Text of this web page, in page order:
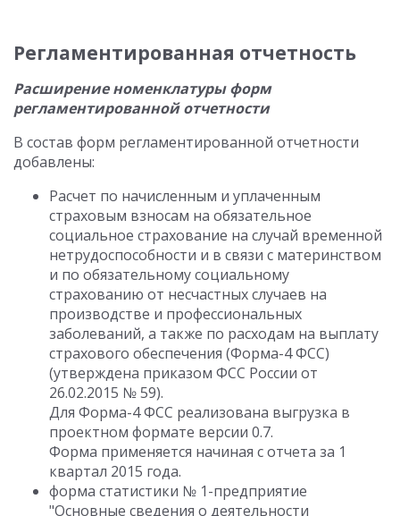
Регламентированная отчетность
Расширение номенклатуры форм
регламентированной отчетности
В состав форм регламентированной отчетности
добавлены:
Расчет по начисленным и уплаченным
страховым взносам на обязательное
социальное страхование на случай временной
нетрудоспособности и в связи с материнством
и по обязательному социальному
страхованию от несчастных случаев на
производстве и профессиональных
заболеваний, а также по расходам на выплату
страхового обеспечения (Форма-4 ФСС)
(утверждена приказом ФСС России от
26.02.2015 № 59).
Для Форма-4 ФСС реализована выгрузка в
проектном формате версии 0.7.
Форма применяется начиная с отчета за 1
квартал 2015 года.
форма статистики № 1-предприятие
"Основные сведения о деятельности